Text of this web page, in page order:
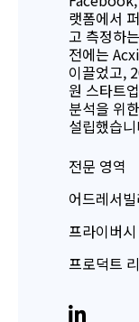
랫폼에서
고 측정하
전에는
이끌었고,
원 스타트
분석을 위
설립했습
전문 영역
어드레서
프라이버
프로덕트